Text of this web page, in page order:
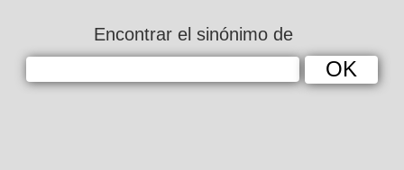
Encontrar el sinónimo de